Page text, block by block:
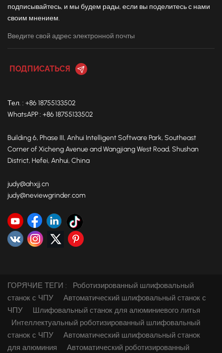
подписывайтесь, и мы будем рады, если вы поделитесь с нами
своим мнением.
Тел. : +86 18755133502
WhatsAPP : +86 18755133502
Building 6, Phase III, Anhui Intelligent Software Park, Southeast
Corner of Xicheng Avenue and Wangjiang West Road, Shushan
District, Hefei, Anhui, China
judy@ahxjj.cn
judy@neviewgrinder.com
ГОРЯЧИЕ ТЕГИ :
Роботизированный шлифовальный
станок с ЧПУ
Автоматический шлифовальный станок с
ЧПУ
Шлифовальный станок для алюминиевого литья
Интеллектуальный роботизированный шлифовальный
станок с ЧПУ
Автоматический шлифовальный станок
для алюминия
Автоматический роботизированный